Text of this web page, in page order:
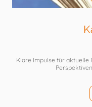
Klare Impulse für aktuelle